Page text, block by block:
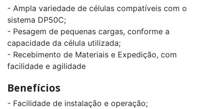
- Ampla variedade de células compatíveis com o
sistema DP50C;
- Pesagem de pequenas cargas, conforme a
capacidade da célula utilizada;
- Recebimento de Materiais e Expedição, com
facilidade e agilidade
Benefícios
- Facilidade de instalação e operação;